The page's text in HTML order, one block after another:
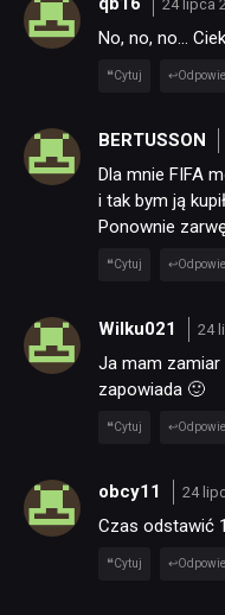
24 lipca
No, no, no…
Cytuj
BERTUSSON
Dla mnie FIFA
i tak bym ją
Ponownie
Cytuj
Wilku021 24
Ja mam zamiar
zapowiada 🙂
Cytuj
obcy11 24
Czas odstawić
Cytuj